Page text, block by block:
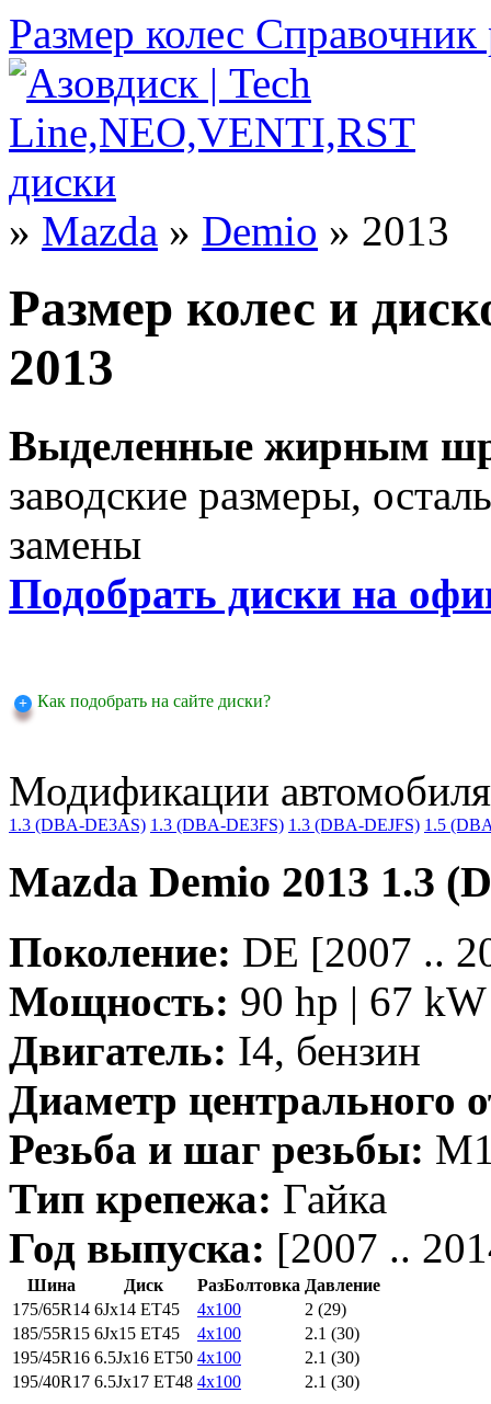
Размер колес Справочник
» Mazda » Demio » 2013
Размер колес и
2013
Выделенные жирным
заводские размеры,
замены
Подобрать диски на
Как подобрать на сайте диски?
Модификации автомобиля
1.3 (DBA-DE3AS) 1.3 (DBA-DE3FS) 1.3 (DBA-DEJFS) 1.5
Mazda Demio 2013 1.3
Поколение: DE [2007 ..
Мощность: 90 hp | 67
Двигатель: I4, бензин
Диаметр центрального
Резьба и шаг резьбы:
Тип крепежа: Гайка
Год выпуска: [2007 ..
Шина Диск РазБолтовка Давление
175/65R14 6Jx14 ET45 4x100
2 (29)
185/55R15 6Jx15 ET45 4x100
2.1 (30)
195/45R16 6.5Jx16 ET50 4x100
2.1 (30)
195/40R17 6.5Jx17 ET48 4x100 2.1 (30)